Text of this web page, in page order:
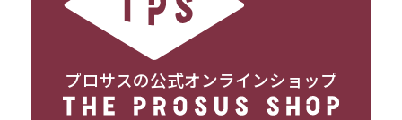
プロサスの公式オンラインショップ